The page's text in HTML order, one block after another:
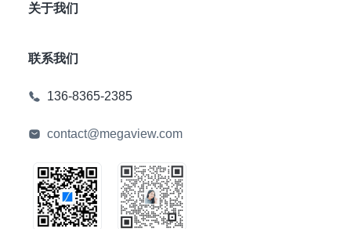
关于我们
联系我们
136-8365-2385
contact@megaview.com